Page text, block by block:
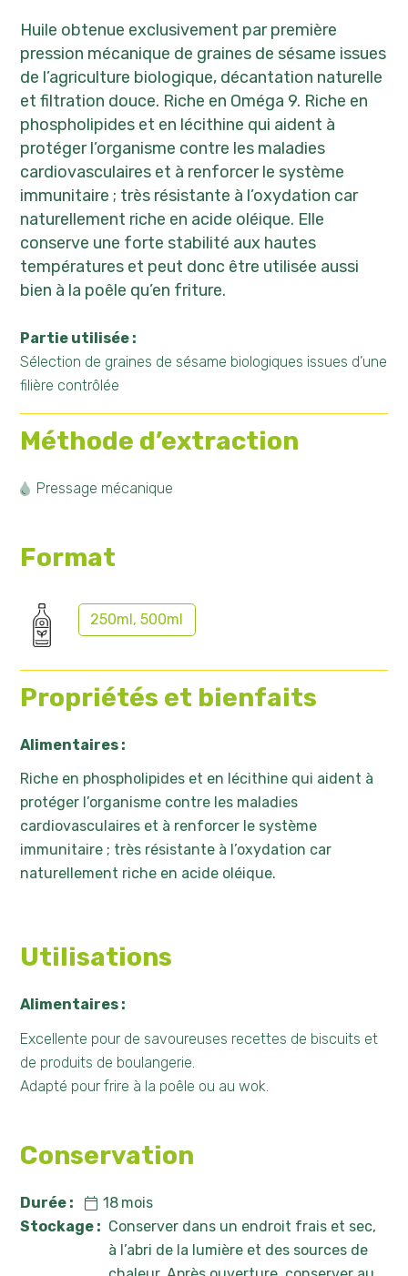
Huile obtenue exclusivement par première
pression mécanique de graines de sésame issues
de l’agriculture biologique, décantation naturelle
et filtration douce. Riche en Oméga 9. Riche en
phospholipides et en lécithine qui aident à
protéger l’organisme contre les maladies
cardiovasculaires et à renforcer le système
immunitaire ; très résistante à l’oxydation car
naturellement riche en acide oléique. Elle
conserve une forte stabilité aux hautes
températures et peut donc être utilisée aussi
bien à la poêle qu’en friture.
Partie utilisée :
Sélection de graines de sésame biologiques issues d’une
filière contrôlée
Méthode d’extraction
Pressage mécanique
Format
250ml, 500ml
Propriétés et bienfaits
Alimentaires :
Riche en phospholipides et en lécithine qui aident à
protéger l’organisme contre les maladies
cardiovasculaires et à renforcer le système
immunitaire ; très résistante à l’oxydation car
naturellement riche en acide oléique.
Utilisations
Alimentaires :
Excellente pour de savoureuses recettes de biscuits et
de produits de boulangerie.
Adapté pour frire à la poêle ou au wok.
Conservation
Durée : 18 mois
Stockage : Conserver dans un endroit frais et sec,
à l’abri de la lumière et des sources de